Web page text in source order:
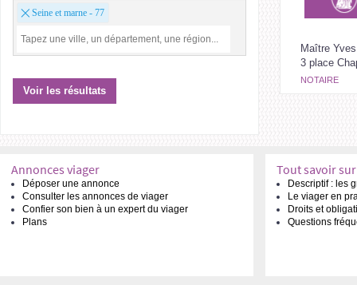
Seine et marne - 77
Maître
3 place
NOTAIRE
Annonces viager
Déposer une annonce
Consulter les annonces de viager
Confier son bien à un expert du viager
Plans
Tout savoir
Descriptif : les
Le viager en
Droits et
Questions